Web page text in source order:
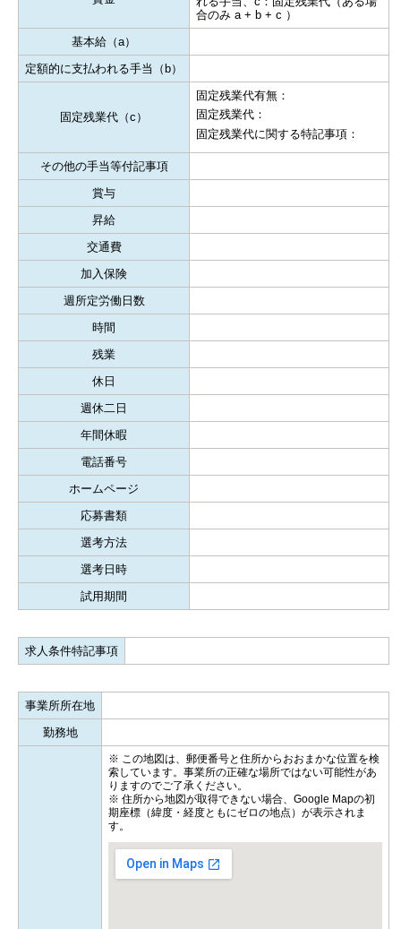
合のみ a + b + c ）
基本給（a）
定額的に支払われる手当（b）
固定残業代（c）
固定残業代有無：
固定残業代：
固定残業代に関する特記事項：
その他の手当等付記事項
賞与
昇給
交通費
加入保険
週所定労働日数
時間
残業
休日
週休二日
年間休暇
電話番号
ホームページ
応募書類
選考方法
選考日時
試用期間
求人条件特記事項
事業所所在地
勤務地
※ この地図は、郵便番号と住所からおおまかな位置を検
索しています。事業所の正確な場所ではない可能性があ
りますのでご了承ください。
※ 住所から地図が取得できない場合、Google Mapの初
期座標（緯度・経度ともにゼロの地点）が表示されま
す。